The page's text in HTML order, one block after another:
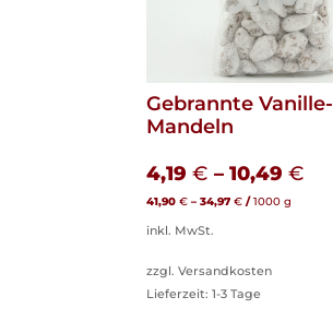
Gebrannte Vanille-
Mandeln
4,19€ –10,49€
41,90€ –34,97€ /1000 g
inkl. MwSt.
zzgl. Versandkosten
Lieferzeit:1-3 Tage